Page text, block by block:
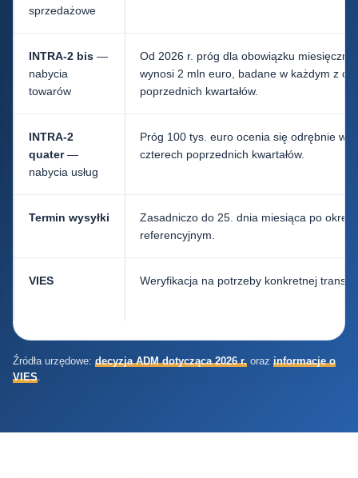
sprzedażowe
INTRA-2 bis —
nabycia
towarów
Od 2026 r. próg dla obowiązku
wynosi 2 mln euro, badane w każdym z
poprzednich kwartałów.
INTRA-2
quater—
nabycia usług
Próg 100 tys. euro ocenia się odrębnie w
czterech poprzednich kwartałów.
Termin wysyłki
Zasadniczo do 25. dnia miesiąca po
referencyjnym.
VIES Weryfikacja na potrzeby konkretnej
Źródła urzędowe: decyzja ADM dotycząca 2026 r. oraz informacje o
VIES.